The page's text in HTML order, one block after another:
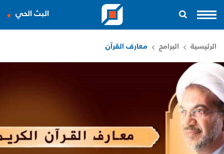
البث الحي
الرئيسية البرامج معارف القرآن